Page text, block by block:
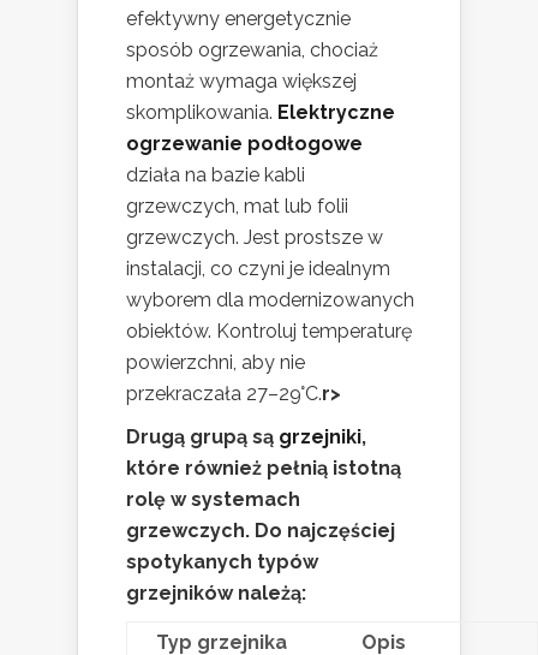
efektywny energetycznie
sposób ogrzewania, chociaż
montaż wymaga większej
skomplikowania. Elektryczne
ogrzewanie podłogowe
działa na bazie kabli
grzewczych, mat lub folii
grzewczych. Jest prostsze w
instalacji, co czyni je idealnym
wyborem dla modernizowanych
obiektów. Kontroluj temperaturę
powierzchni, aby nie
przekraczała 27–29°C.r>
Drugą grupą są grzejniki,
które również pełnią istotną
rolę w systemach
grzewczych. Do najczęściej
spotykanych typów
grzejników należą:
Typ grzejnika Opis